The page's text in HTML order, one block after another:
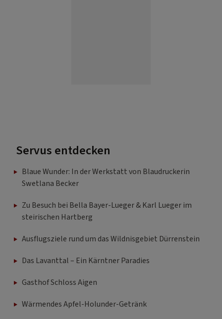
Servus entdecken
Blaue Wunder: In der Werkstatt von Blaudruckerin
Swetlana Becker
Zu Besuch bei Bella Bayer-Lueger & Karl Lueger im
steirischen Hartberg
Ausflugsziele rund um das Wildnisgebiet Dürrenstein
Das Lavanttal – Ein Kärntner Paradies
Gasthof Schloss Aigen
Wärmendes Apfel-Holunder-Getränk